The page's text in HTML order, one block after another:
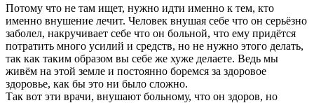
Потому что не там ищет, нужно идти именно к тем, кто
именно внушение лечит. Человек внушая себе что он серьёзно
заболел, накручивает себе что он больной, что ему придётся
потратить много усилий и средств, но не нужно этого делать,
так как таким образом вы себе же хуже делаете. Ведь мы
живём на этой земле и постоянно боремся за здоровое
здоровье, как бы это ни было сложно.
Так вот эти врачи, внушают больному, что он здоров, но